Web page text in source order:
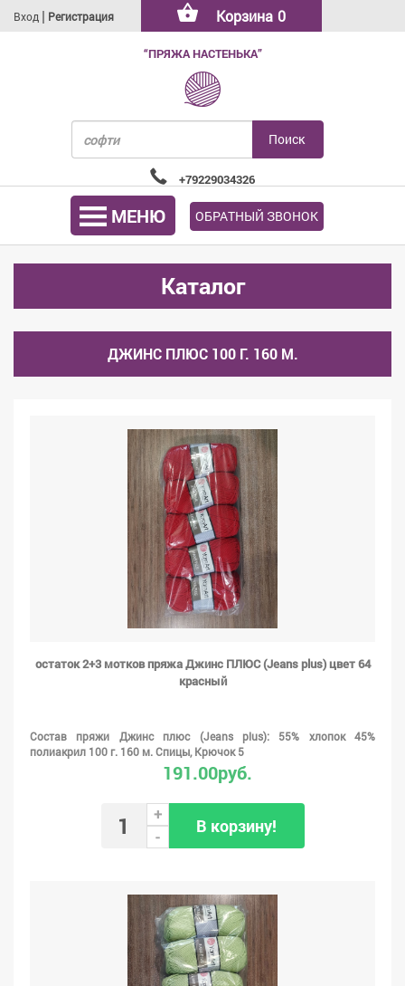
Вход | Регистрация Корзина 0
“ПРЯЖА НАСТЕНЬКА”
+79229034326
МЕНЮ ОБРАТНЫЙ ЗВОНОК
Каталог
ДЖИНС ПЛЮС 100 Г. 160 М.
остаток 2+3 мотков пряжа Джинс ПЛЮС (Jeans plus) цвет 64
красный
Состав пряжи Джинс плюс (Jeans plus): 55% хлопок 45%
полиакрил 100 г. 160 м. Спицы, Крючок 5
191.00руб.
+
-
В корзину!